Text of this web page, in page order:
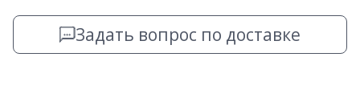
Задать вопрос по доставке